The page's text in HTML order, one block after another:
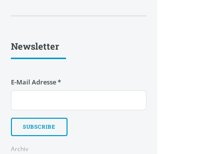
Newsletter
E-Mail Adresse*
Archiv